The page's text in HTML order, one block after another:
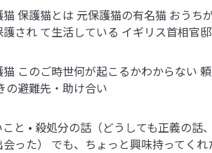
保護猫とは 元保護猫の有名猫 おう
され て生活している イギリス首相官
このご時世何が起こるかわからない
の避難先・助け合い
と • 殺処分の話（どうしても正義の
った） でも、ちょっと興味持ってく